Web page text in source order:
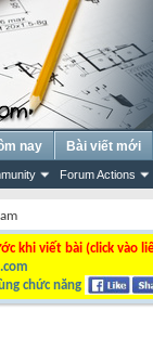
Forum Actions
nay Bài viết mới
khi viết bài (click vào
chức năng